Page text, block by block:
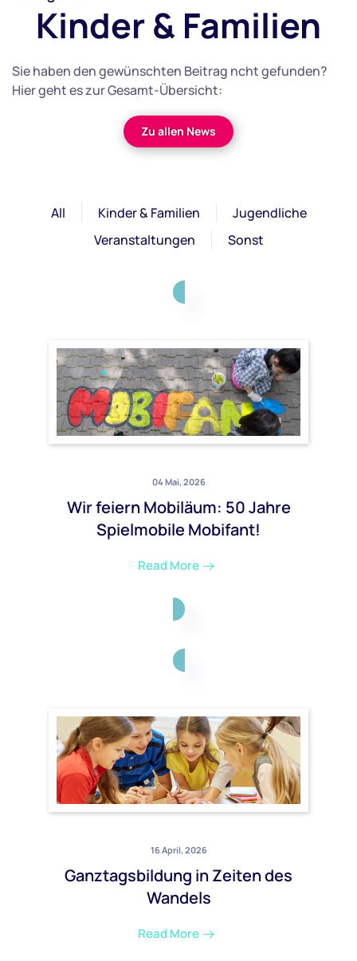
Kinder & Familien
Sie haben den gewünschten Beitrag ncht gefunden?
Hier geht es zur Gesamt-Übersicht:
Zu allen News
All Kinder & Familien
Jugendliche
Veranstaltungen
Sonst
04 Mai, 2026
Wir feiern Mobiläum: 50 Jahre
Spielmobile Mobifant!
Read More
16 April, 2026
Ganztagsbildung in Zeiten des
Wandels
Read More